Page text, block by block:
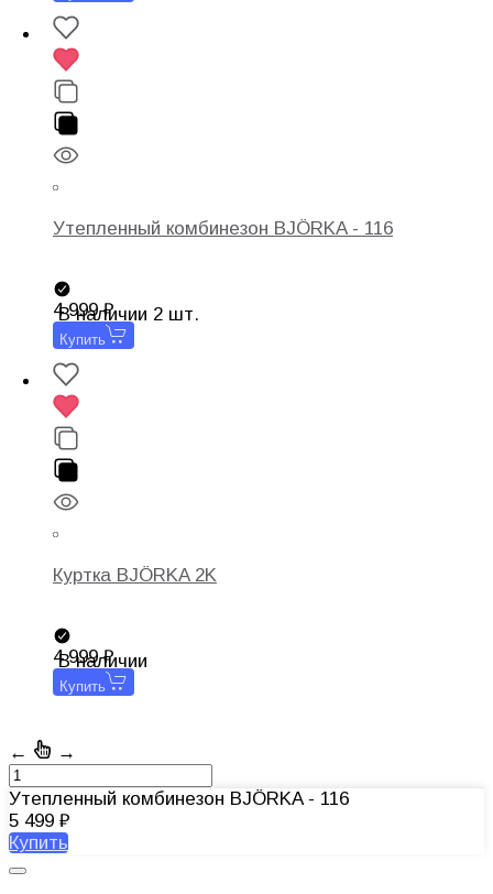
Утепленный комбинезон BJÖRKA - 116
В наличии 2 шт.
4 999
Купить
Куртка BJÖRKA 2K
В наличии
4 999
Купить
← →
Утепленный комбинезон BJÖRKA - 116
5 499
Купить